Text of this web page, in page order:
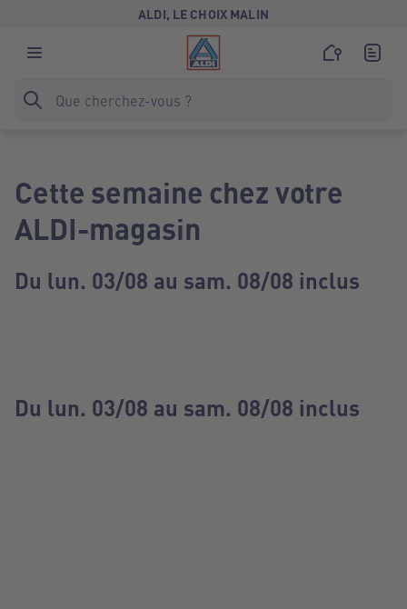
ALDI, LE CHOIX MALIN
Cette semaine chez votre
ALDI-magasin
Du lun. 03/08 au sam. 08/08 inclus
Du lun. 03/08 au sam. 08/08 inclus